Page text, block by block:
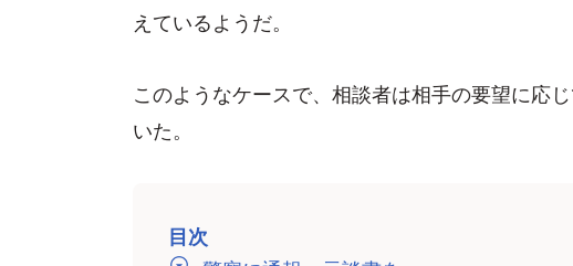
えているようだ。
このようなケースで、相談者は相手の要望に応
いた。
目次